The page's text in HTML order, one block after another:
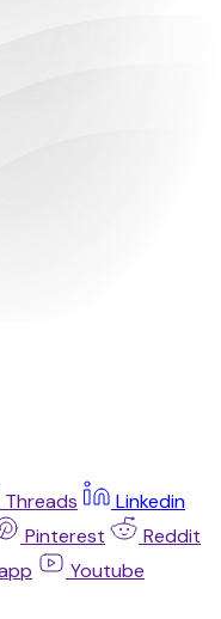
Threads
Linkedin
Pinterest
Reddit
Youtube